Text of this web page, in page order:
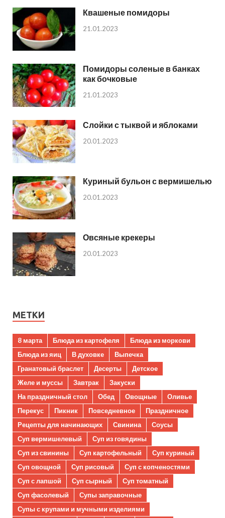
Квашеные помидоры
21.01.2023
Помидоры соленые в банках
как бочковые
21.01.2023
Слойки с тыквой и яблоками
20.01.2023
Куриный бульон с вермишелью
20.01.2023
Овсяные крекеры
20.01.2023
МЕТКИ
8 марта Блюда из картофеля
Блюда из моркови
Блюда из яиц
В духовке
Выпечка
Гранатовый браслет
Десерты
Детское
Желе и муссы
Завтрак
Закуски
На праздничный стол
Обед Овощные
Оливье
Перекус
Пикник Повседневное
Праздничное
Рецепты для начинающих
Свинина
Соусы
Суп вермишелевый
Суп из говядины
Суп из свинины
Суп картофельный
Суп куриный
Суп овощной
Суп рисовый
Суп с копченостями
Суп с лапшой
Суп сырный
Суп томатный
Суп фасолевый
Супы заправочные
Супы с крупами и мучными изделиями